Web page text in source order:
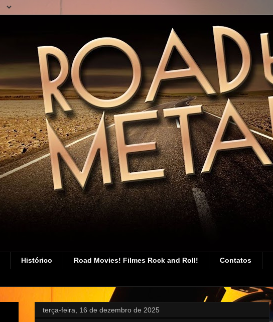
Histórico Road Movies! Filmes Rock and Roll! Contatos
terça-feira, 16 de dezembro de 2025